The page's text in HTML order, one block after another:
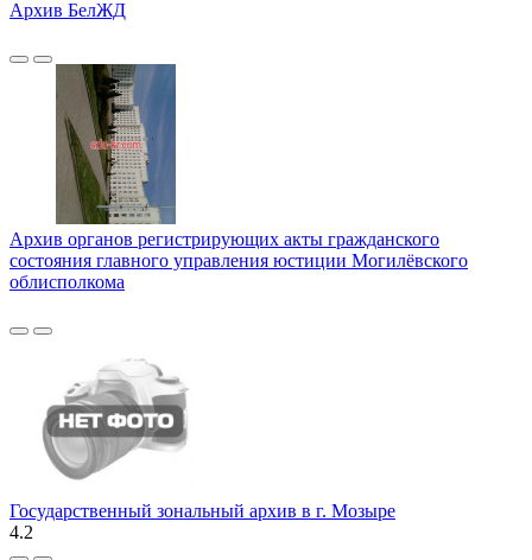
Архив БелЖД
Архив органов регистрирующих акты гражданского
состояния главного управления юстиции Могилёвского
облисполкома
Государственный зональный архив в г. Мозыре
4.2